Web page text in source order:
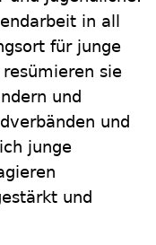
in all
für junge
sie
und
und
junge
und